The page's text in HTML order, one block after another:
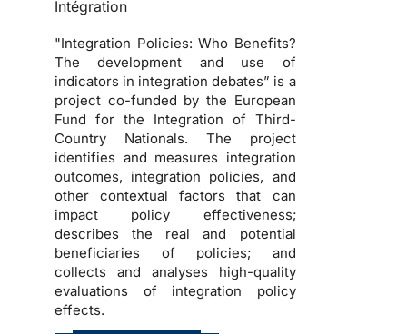
Intégration
"Integration Policies: Who Benefits?
The development and use of
indicators in integration debates” is a
project co-funded by the European
Fund for the Integration of Third-
Country Nationals. The project
identifies and measures integration
outcomes, integration policies, and
other contextual factors that can
impact policy effectiveness;
describes the real and potential
beneficiaries of policies; and
collects and analyses high-quality
evaluations of integration policy
effects.